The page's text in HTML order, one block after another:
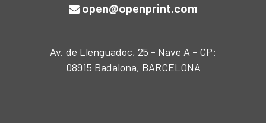
open@openprint.com
Av. de Llenguadoc, 25 - Nave A - CP:
08915 Badalona, BARCELONA